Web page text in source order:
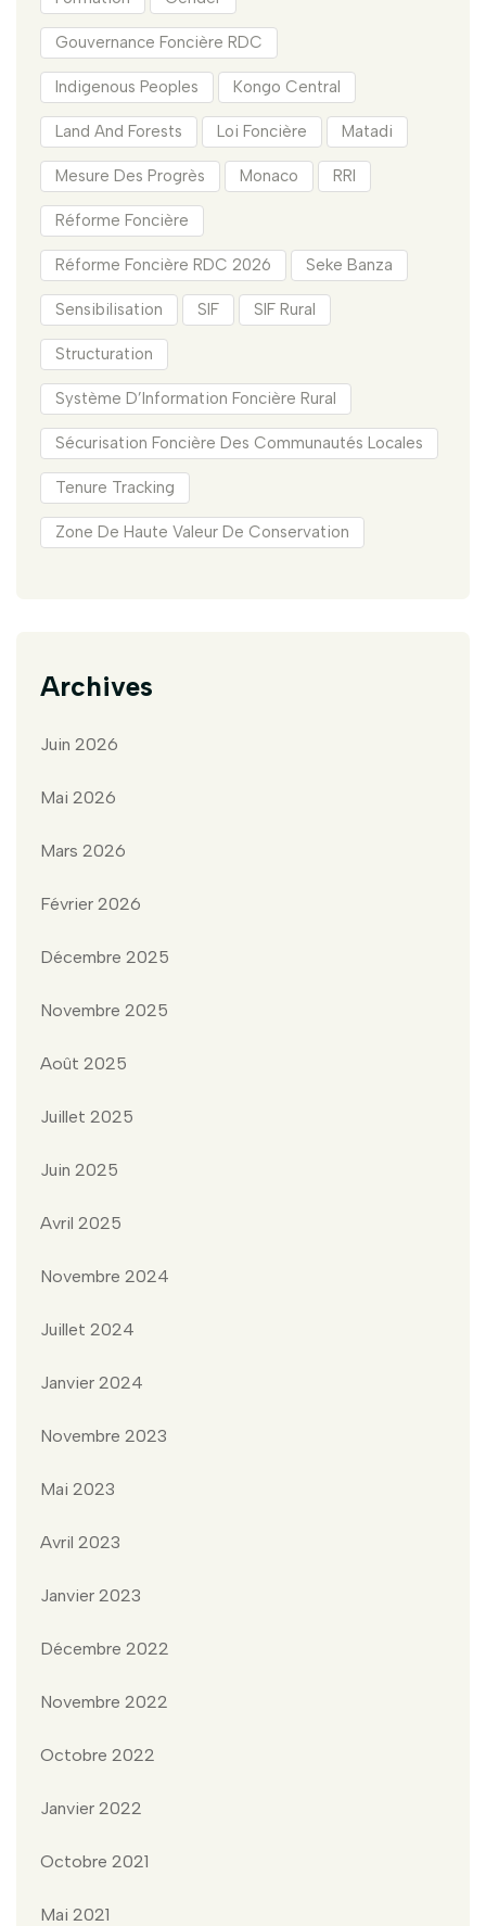
Gouvernance Foncière RDC
Indigenous Peoples Kongo Central
Land And Forests Loi Foncière Matadi
Mesure Des Progrès Monaco RRI
Réforme Foncière
Réforme Foncière RDC 2026 Seke Banza
Sensibilisation SIF SIF Rural
Structuration
Système D’Information Foncière Rural
Sécurisation Foncière Des Communautés Locales
Tenure Tracking
Zone De Haute Valeur De Conservation
Archives
Juin 2026
Mai 2026
Mars 2026
Février 2026
Décembre 2025
Novembre 2025
Août 2025
Juillet 2025
Juin 2025
Avril 2025
Novembre 2024
Juillet 2024
Janvier 2024
Novembre 2023
Mai 2023
Avril 2023
Janvier 2023
Décembre 2022
Novembre 2022
Octobre 2022
Janvier 2022
Octobre 2021
Mai 2021